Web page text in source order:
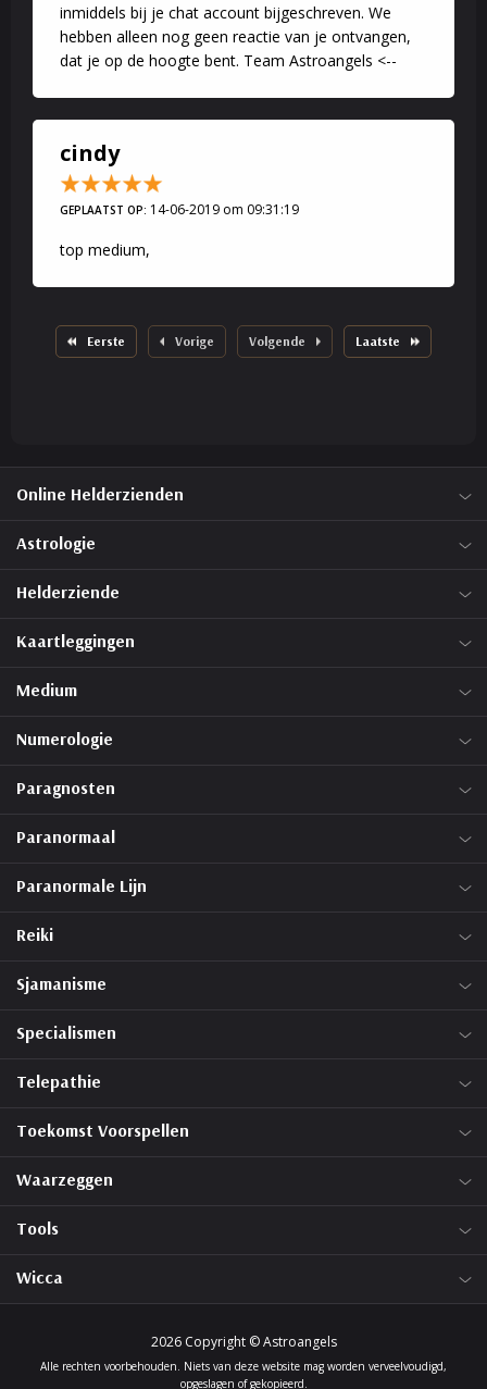
inmiddels bij je chat account bijgeschreven. We
hebben alleen nog geen reactie van je ontvangen,
dat je op de hoogte bent. Team Astroangels <--
cindy
GEPLAATST OP: 14-06-2019 om 09:31:19
top medium,
Eerste Vorige Volgende Laatste
Online Helderzienden
Astrologie
Helderziende
Kaartleggingen
Medium
Numerologie
Paragnosten
Paranormaal
Paranormale Lijn
Reiki
Sjamanisme
Specialismen
Telepathie
Toekomst Voorspellen
Waarzeggen
Tools
Wicca
2026 Copyright © Astroangels
Alle rechten voorbehouden. Niets van deze website mag worden verveelvoudigd,
opgeslagen of gekopieerd.